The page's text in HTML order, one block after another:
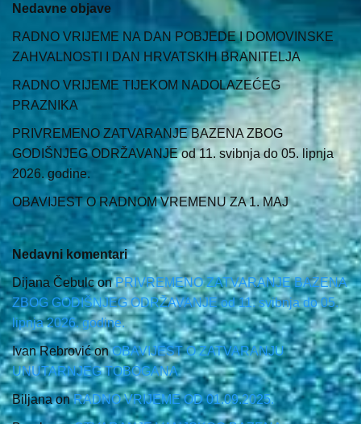
Nedavne objave
RADNO VRIJEME NA DAN POBJEDE I DOMOVINSKE
ZAHVALNOSTI I DAN HRVATSKIH BRANITELJA
RADNO VRIJEME TIJEKOM NADOLAZEĆEG
PRAZNIKA
PRIVREMENO ZATVARANJE BAZENA ZBOG
GODIŠNJEG ODRŽAVANJE od 11. svibnja do 05. lipnja
2026. godine.
OBAVIJEST O RADNOM VREMENU ZA 1. MAJ
Nedavni komentari
Dijana ČebulconPRIVREMENO ZATVARANJE BAZENA
ZBOG GODIŠNJEG ODRŽAVANJE od 11. svibnja do 05.
lipnja 2026. godine.
Ivan RebrovićonOBAVIJEST O ZATVARANJU
UNUTARNJEG TOBOGANA
BiljanaonRADNO VRIJEME OD 01.09.2025.